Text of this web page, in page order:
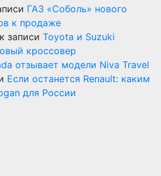
ГАЗ «Соболь» нового
к продаже
к записи Toyota и Suzuki
кроссовер
отзывает модели Niva Travel
Если останется Renault: каким
для России